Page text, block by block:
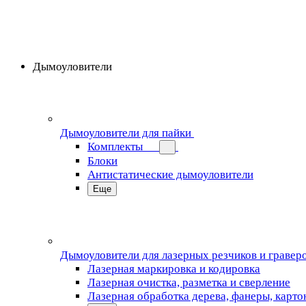
Дымоуловители
Дымоуловители для пайки
Комплекты
Блоки
Антистатические дымоуловители
Еще
Дымоуловители для лазерных резчиков и
Лазерная маркировка и кодировка
Лазерная очистка, разметка и сверление
Лазерная обработка дерева, фанеры,